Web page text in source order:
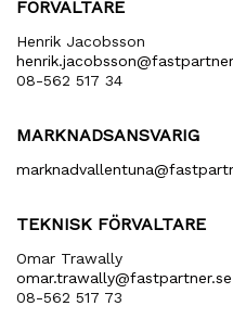
FÖRVALTARE
Henrik Jacobsson
08-562 517 34
MARKNADSANSVARIG
TEKNISK FÖRVALTARE
Omar Trawally
omar.trawally@fastpartner.se
08-562 517 73